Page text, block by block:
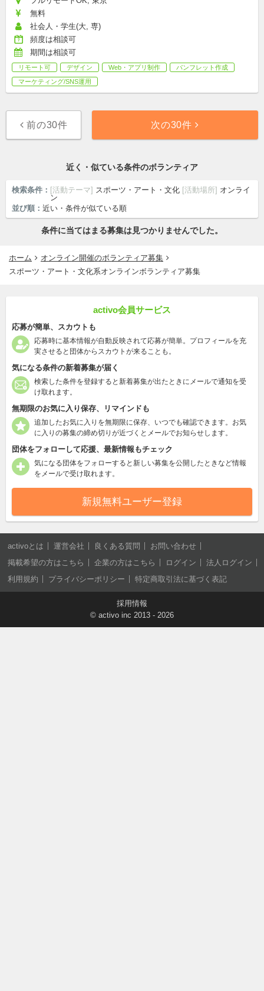
無料
社会人・学生(大, 専)
頻度は相談可
期間は相談可
リモート可 デザイン Web・アプリ制作
パンフレット作成
マーケティング/SNS運用
前の30件 次の30件
近く・似ている条件のボランティア
検索条件： [活動テーマ] スポーツ・アート・文化 [活動場所] オンライ
ン
並び順： 近い・条件が似ている順
条件に当てはまる募集は見つかりませんでした。
ホーム
オンライン開催のボランティア募集
スポーツ・アート・文化系オンラインボランティア募集
activo会員サービス
応募が簡単、スカウトも
応募時に基本情報が自動反映されて応募が簡単。プロフィールを充
実させると団体からスカウトが来ることも。
気になる条件の新着募集が届く
検索した条件を登録すると新着募集が出たときにメールで通知を受
け取れます。
無期限のお気に入り保存、リマインドも
追加したお気に入りを無期限に保存、いつでも確認できます。お気
に入りの募集の締め切りが近づくとメールでお知らせします。
団体をフォローして応援、最新情報もチェック
気になる団体をフォローすると新しい募集を公開したときなど情報
をメールで受け取れます。
新規無料ユーザー登録
activoとは 運営会社 良くある質問
お問い合わせ
掲載希望の方はこちら
企業の方はこちら ログイン
法人ログイン
利用規約
プライバシーポリシー 特定商取引法に基づく表記
採用情報
© activo inc 2013 - 2026